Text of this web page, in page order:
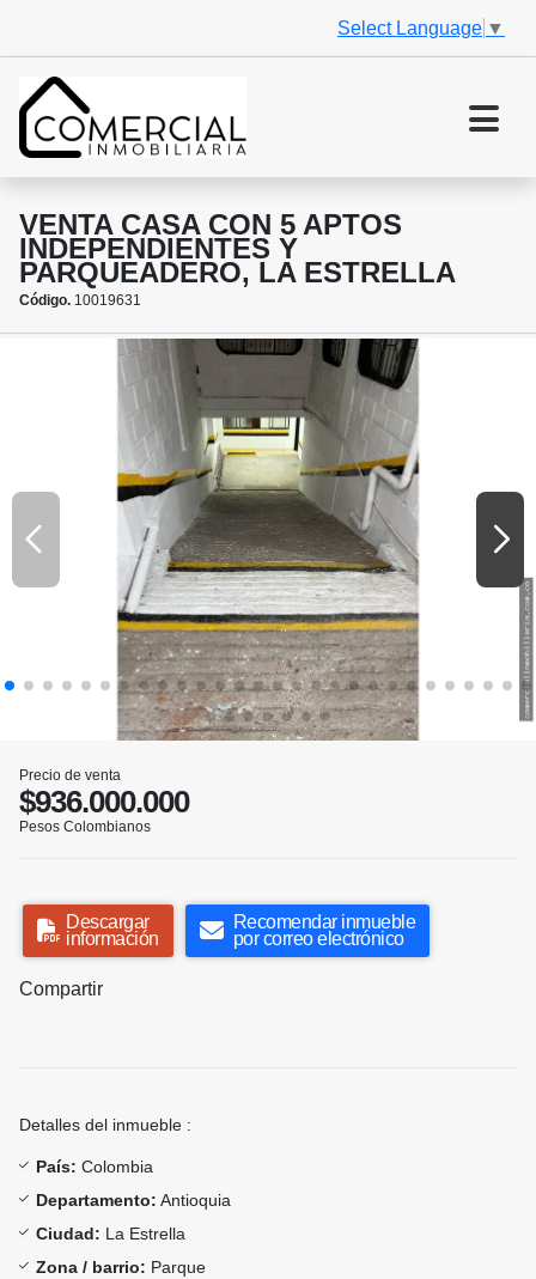
Select Language ▼
VENTA CASA CON 5 APTOS
INDEPENDIENTES Y
PARQUEADERO, LA ESTRELLA
Código. 10019631
Precio de venta
$936.000.000
Pesos Colombianos
Descargar
información
Recomendar inmueble
por correo electrónico
Compartir
Detalles del inmueble :
País: Colombia
Departamento: Antioquia
Ciudad: La Estrella
Zona / barrio: Parque